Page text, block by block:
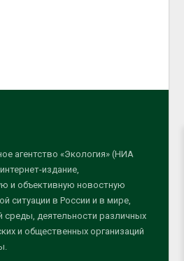
агентство «Экология» (НИА
издание,
и объективную новостную
ситуации в России и в мире,
деятельности различных
и общественных организаций